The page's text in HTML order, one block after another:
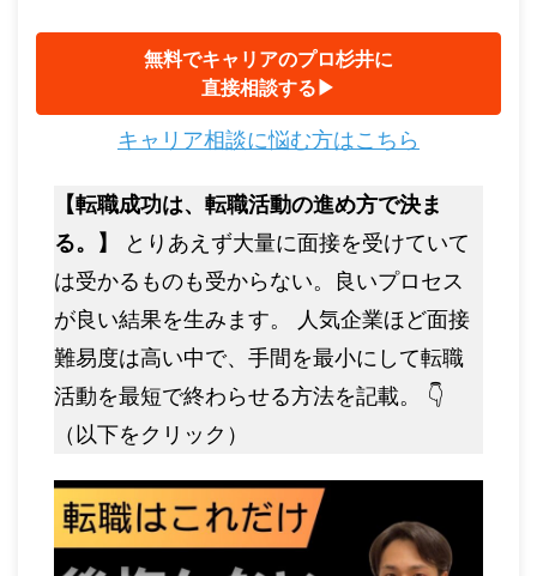
無料でキャリアのプロ杉井に
直接相談する▶︎
キャリア相談に悩む方はこちら
【転職成功は、転職活動の進め方で決ま
る。】
とりあえず大量に面接を受けていて
は受かるものも受からない。良いプロセス
が良い結果を生みます。 人気企業ほど面接
難易度は高い中で、手間を最小にして転職
活動を最短で終わらせる方法を記載。 👇
（以下をクリック）